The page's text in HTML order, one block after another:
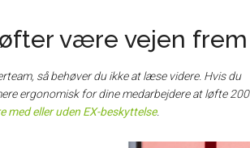
være vejen frem
så behøver du ikke at læse videre. Hvis du
ergonomisk for dine medarbejdere at løfte 200
med eller uden EX-beskyttelse.